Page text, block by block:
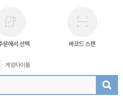
문에서 선택 바코드 스캔
게임타이틀